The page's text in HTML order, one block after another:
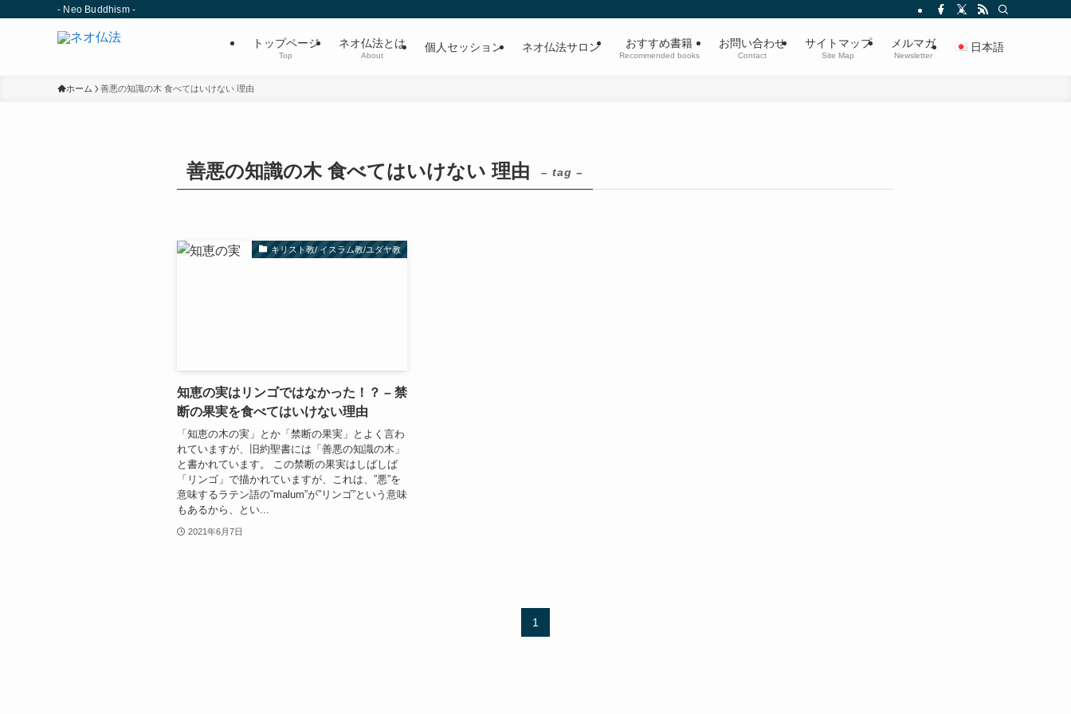
- Neo Buddhism -
トップページ
Top
ネオ仏法とは
About
個人セッション ネオ仏法サロン おすすめ書籍
Recommended books
お問い合わせ
Contact
サイトマップ
Site Map
メルマガ
Newsletter
日本語
ホーム 善悪の知識の木 食べてはいけない 理由
善悪の知識の木 食べてはいけない 理由 – tag –
キリスト教/ イスラム教/ユダヤ教
知恵の実はリンゴではなかった！？ – 禁
断の果実を食べてはいけない理由
「知恵の木の実」とか「禁断の果実」とよく言わ
れていますが、旧約聖書には「善悪の知識の木」
と書かれています。 この禁断の果実はしばしば
「リンゴ」で描かれていますが、これは、”悪”を
意味するラテン語の”malum”が”リンゴ”という意味
もあるから、とい...
2021年6月7日
1